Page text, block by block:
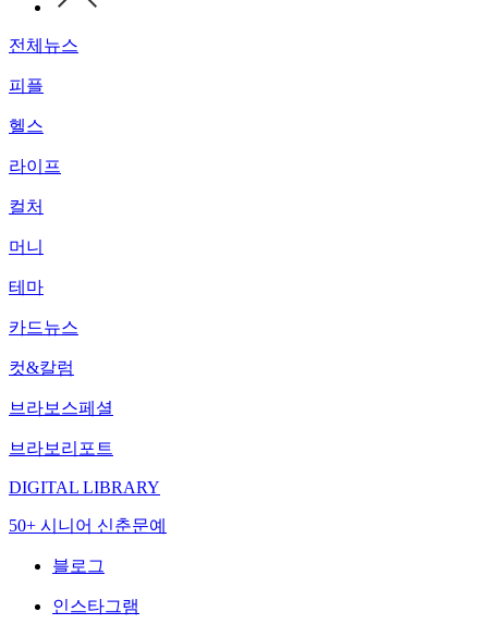
전체뉴스
피플
헬스
라이프
컬처
머니
테마
카드뉴스
컷&칼럼
브라보스페셜
브라보리포트
DIGITAL LIBRARY
50+ 시니어 신춘문예
블로그
인스타그램